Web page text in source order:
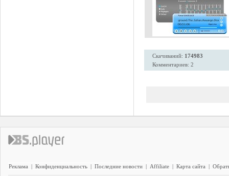
Скачиваний: 174983
Комментариев: 2
Реклама | Конфиденциальность | Последние новости | Affiliate | Карта сайта |